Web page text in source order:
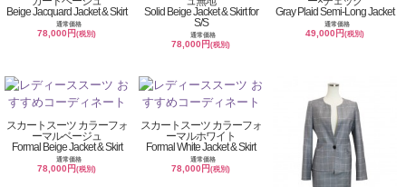
Beige Jacquard Jacket & Skirt
通常価格
78,000円(税別)
Solid Beige Jacket & Skirt for
S/S
通常価格
78,000円(税別)
Gray Plaid Semi-Long Jacket
通常価格
49,000円(税別)
スカートスーツ カラーフォ
ーマルベージュ
Formal Beige Jacket & Skirt
通常価格
78,000円(税別)
スカートスーツ カラーフォ
ーマルホワイト
Formal White Jacket & Skirt
通常価格
78,000円(税別)